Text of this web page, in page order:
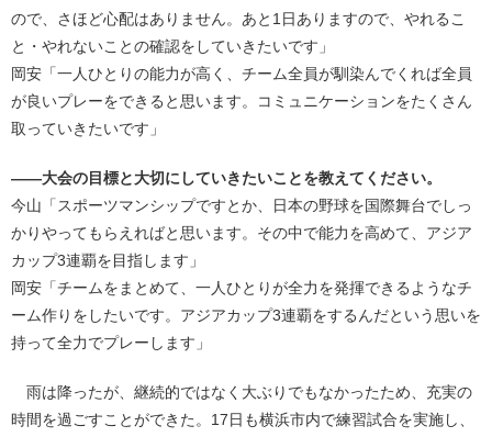
ので、さほど心配はありません。あと1日ありますので、やれるこ
と・やれないことの確認をしていきたいです」
岡安「一人ひとりの能力が高く、チーム全員が馴染んでくれば全員
が良いプレーをできると思います。コミュニケーションをたくさん
取っていきたいです」
――大会の目標と大切にしていきたいことを教えてください。
今山「スポーツマンシップですとか、日本の野球を国際舞台でしっ
かりやってもらえればと思います。その中で能力を高めて、アジア
カップ3連覇を目指します」
岡安「チームをまとめて、一人ひとりが全力を発揮できるようなチ
ーム作りをしたいです。アジアカップ3連覇をするんだという思いを
持って全力でプレーします」
雨は降ったが、継続的ではなく大ぶりでもなかったため、充実の
時間を過ごすことができた。17日も横浜市内で練習試合を実施し、